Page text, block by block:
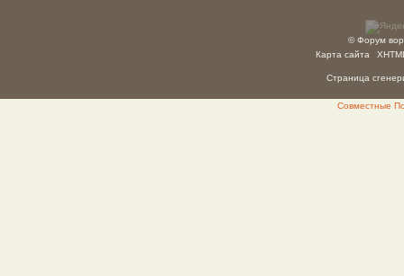
© Форум
Карта сайта
Страница
Совместные